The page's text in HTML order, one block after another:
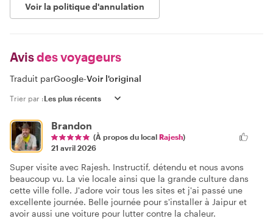
Voir la politique d'annulation
Avisdes voyageurs
Traduit parGoogle-Voir l'original
Trier par :
Brandon
(À propos du local Rajesh)
21 avril 2026
Super visite avec Rajesh. Instructif, détendu et nous avons
beaucoup vu. La vie locale ainsi que la grande culture dans
cette ville folle. J'adore voir tous les sites et j'ai passé une
excellente journée. Belle journée pour s'installer à Jaipur et
avoir aussi une voiture pour lutter contre la chaleur.